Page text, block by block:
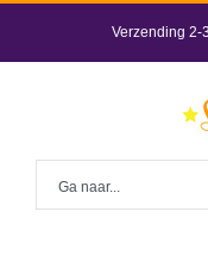
content
Verzending 2-
Ga naar...